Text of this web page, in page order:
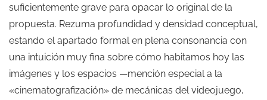
suficientemente grave para opacar lo original de la
propuesta. Rezuma profundidad y densidad conceptual,
estando el apartado formal en plena consonancia con
una intuición muy fina sobre cómo habitamos hoy las
imágenes y los espacios —mención especial a la
«cinematografización» de mecánicas del videojuego,